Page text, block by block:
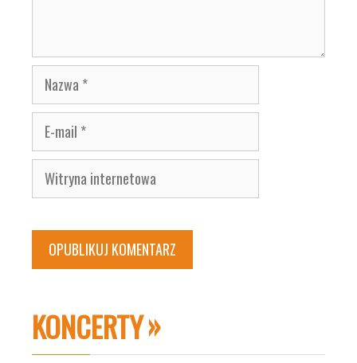
Nazwa
E-
mail
Witryna
internetowa
KONCERTY